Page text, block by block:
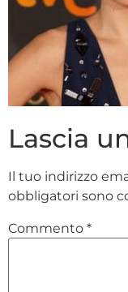
Lascia
Il tuo indirizzo
obbligatori sono
Commento *